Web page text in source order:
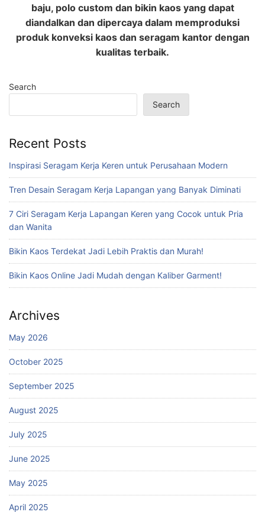
baju, polo custom dan bikin kaos yang dapat
diandalkan dan dipercaya dalam memproduksi
produk konveksi kaos dan seragam kantor dengan
kualitas terbaik.
Search
Search
Recent Posts
Inspirasi Seragam Kerja Keren untuk Perusahaan Modern
Tren Desain Seragam Kerja Lapangan yang Banyak Diminati
7 Ciri Seragam Kerja Lapangan Keren yang Cocok untuk Pria
dan Wanita
Bikin Kaos Terdekat Jadi Lebih Praktis dan Murah!
Bikin Kaos Online Jadi Mudah dengan Kaliber Garment!
Archives
May 2026
October 2025
September 2025
August 2025
July 2025
June 2025
May 2025
April 2025